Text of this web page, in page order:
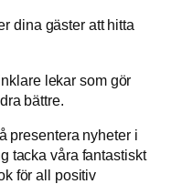
dina gäster att hitta
lekar som gör
bättre.
presentera nyheter i
tacka våra fantastiskt
för all positiv